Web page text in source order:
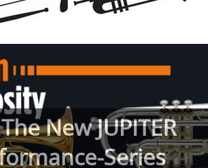
New JUPITER
Series